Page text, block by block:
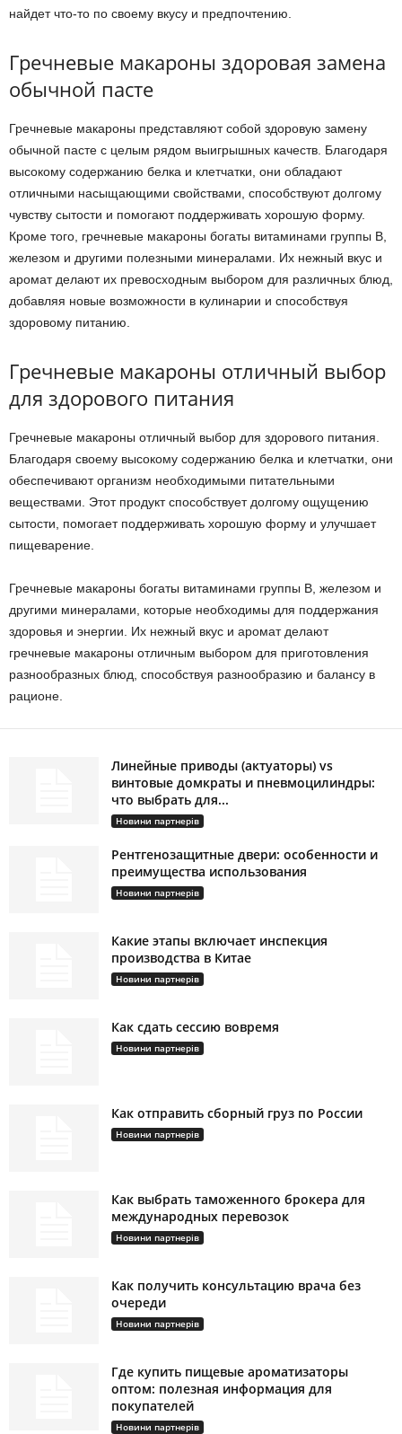
найдет что-то по своему вкусу и предпочтению.
Гречневые макароны здоровая замена
обычной пасте
Гречневые макароны представляют собой здоровую замену
обычной пасте с целым рядом выигрышных качеств. Благодаря
высокому содержанию белка и клетчатки, они обладают
отличными насыщающими свойствами, способствуют долгому
чувству сытости и помогают поддерживать хорошую форму.
Кроме того, гречневые макароны богаты витаминами группы В,
железом и другими полезными минералами. Их нежный вкус и
аромат делают их превосходным выбором для различных блюд,
добавляя новые возможности в кулинарии и способствуя
здоровому питанию.
Гречневые макароны отличный выбор
для здорового питания
Гречневые макароны отличный выбор для здорового питания.
Благодаря своему высокому содержанию белка и клетчатки, они
обеспечивают организм необходимыми питательными
веществами. Этот продукт способствует долгому ощущению
сытости, помогает поддерживать хорошую форму и улучшает
пищеварение.
Гречневые макароны богаты витаминами группы B, железом и
другими минералами, которые необходимы для поддержания
здоровья и энергии. Их нежный вкус и аромат делают
гречневые макароны отличным выбором для приготовления
разнообразных блюд, способствуя разнообразию и балансу в
рационе.
Линейные приводы (актуаторы) vs
винтовые домкраты и пневмоцилиндры:
что выбрать для...
Новини партнерів
Рентгенозащитные двери: особенности и
преимущества использования
Новини партнерів
Какие этапы включает инспекция
производства в Китае
Новини партнерів
Как сдать сессию вовремя
Новини партнерів
Как отправить сборный груз по России
Новини партнерів
Как выбрать таможенного брокера для
международных перевозок
Новини партнерів
Как получить консультацию врача без
очереди
Новини партнерів
Где купить пищевые ароматизаторы
оптом: полезная информация для
покупателей
Новини партнерів